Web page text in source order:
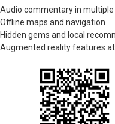
Audio commentary in multiple
Offline maps and navigation
Hidden gems and local
Augmented reality features